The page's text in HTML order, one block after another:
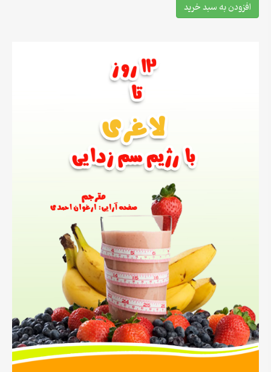
افزودن به سبد خرید